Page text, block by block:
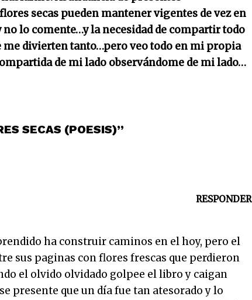
secas pueden mantener vigentes de vez en
lo comente…y la necesidad de compartir todo
divierten tanto…pero veo todo en mi propia
de mi lado observándome de mi lado…
SECAS (POESIS)”
RESPONDER
ha construir caminos en el hoy, pero el
sus paginas con flores frescas que perdieron
el olvido olvidado golpee el libro y caigan
presente que un día fue tan atesorado y lo